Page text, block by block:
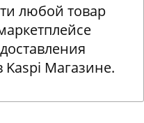
любой товар
Kaspi Магазине.